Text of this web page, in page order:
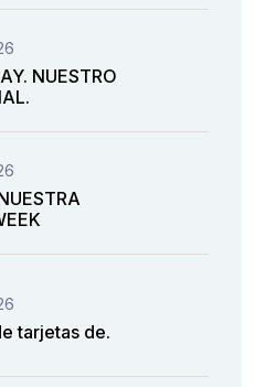
NUESTRO
tarjetas de.